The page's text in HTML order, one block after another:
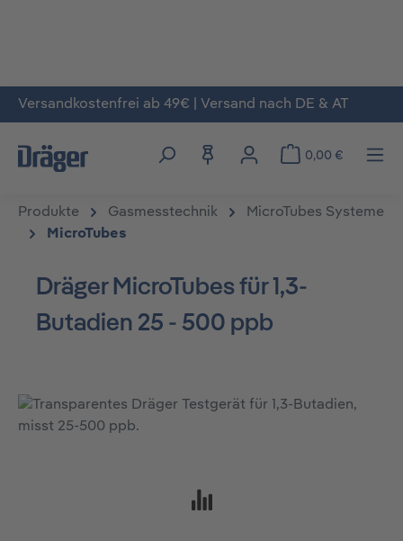
Zum Hauptinhalt springen
Versandkostenfrei ab 49€ | Versand nach DE & AT
0,00 €
Produkte Gasmesstechnik
MicroTubes Systeme
MicroTubes
Dräger MicroTubes für 1,3-
Butadien 25 - 500 ppb
Bildergalerie überspringen